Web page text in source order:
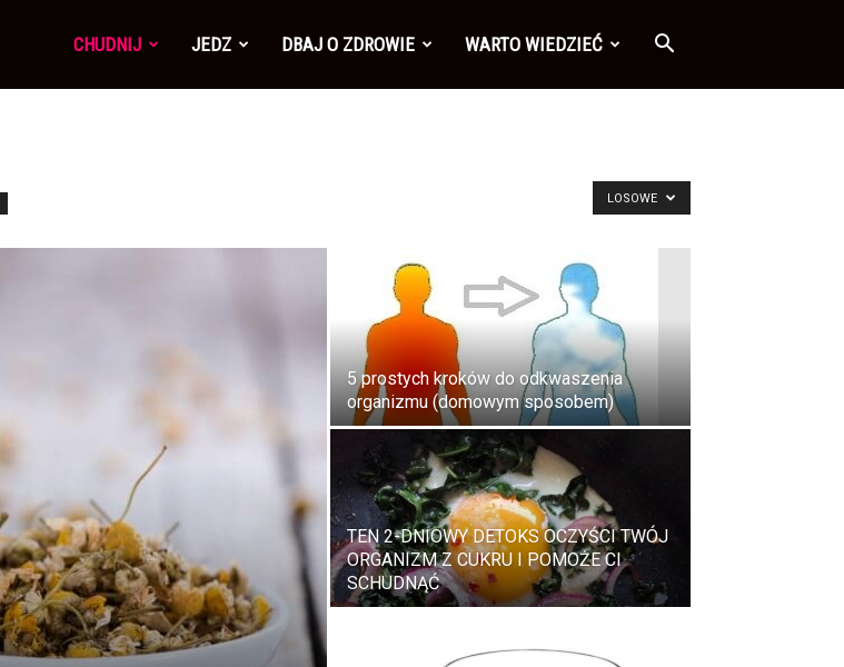
CHUDNIJ JEDZ DBAJ O ZDROWIE WARTO WIEDZIEĆ
LOSOWE
5 prostych kroków do odkwaszenia
organizmu (domowym sposobem)
TEN 2-DNIOWY DETOKS OCZYŚCI TWÓJ
ORGANIZM Z CUKRU I POMOŻE CI
SCHUDNĄĆ